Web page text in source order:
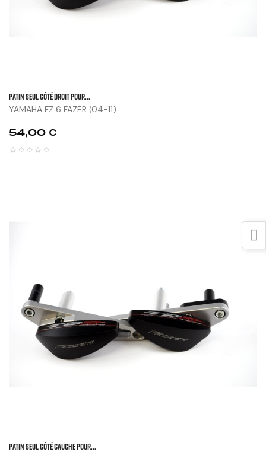
Patin Seul Côté Droit Pour...
YAMAHA FZ 6 FAZER (04-11)
Prix
54,00 €
Patin Seul Côté Gauche Pour...